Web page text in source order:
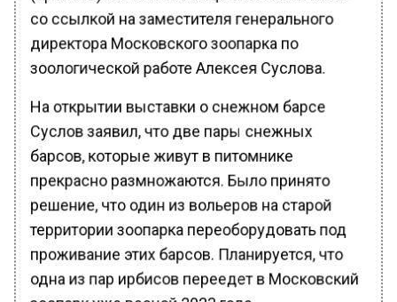
со ссылкой на заместителя генерального
директора Московского зоопарка по
зоологической работе Алексея Суслова.
На открытии выставки о снежном барсе
Суслов заявил, что две пары снежных
барсов, которые живут в питомнике
прекрасно размножаются. Было принято
решение, что один из вольеров на старой
территории зоопарка переоборудовать под
проживание этих барсов. Планируется, что
одна из пар ирбисов переедет в Московский